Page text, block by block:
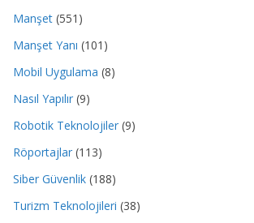
Manşet (551)
Manşet Yanı (101)
Mobil Uygulama (8)
Nasıl Yapılır (9)
Robotik Teknolojiler (9)
Röportajlar (113)
Siber Güvenlik (188)
Turizm Teknolojileri (38)